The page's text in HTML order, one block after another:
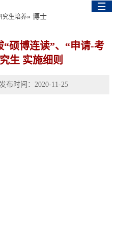
☰
究生培养» 博士
“硕博连读”、“申请-考
生 实施细则
时间：2020-11-25